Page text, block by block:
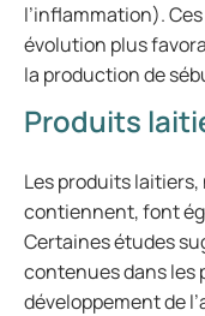
l’inflammation).
évolution plus
la production de
Produits
Les produits
contiennent, font
Certaines études
contenues dans les
développement de